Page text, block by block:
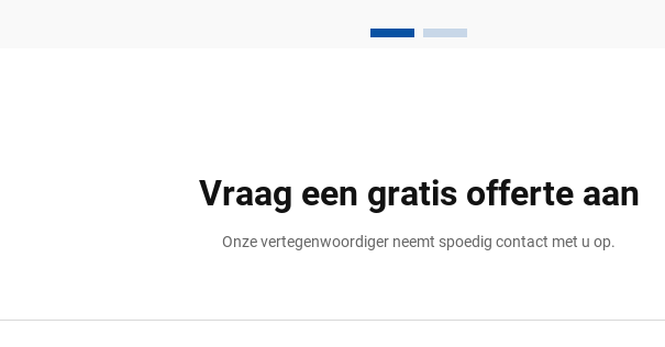
commerciële gebieden. Industriële
Vraag een gratis offerte aan
Onze vertegenwoordiger neemt spoedig contact met u op.